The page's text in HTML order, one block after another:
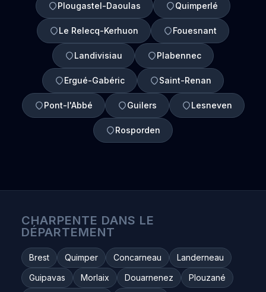
Plougastel-Daoulas Quimperlé
Le Relecq-Kerhuon Fouesnant
Landivisiau Plabennec
Ergué-Gabéric Saint-Renan
Pont-l'Abbé Guilers Lesneven
Rosporden
CHARPENTE DANS LE
DÉPARTEMENT
Brest Quimper Concarneau
Landerneau
Guipavas
Morlaix Douarnenez
Plouzané